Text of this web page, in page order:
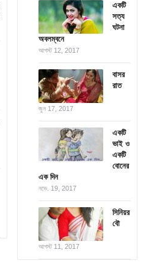
একটি
সত্য
ঘটনা
অবলম্বনে
আগস্ট 12, 2017
বাসর
রাত
জুন 17, 2017
একটি
ভাই ও
একটি
বোনের
এক দিন
নভে. 19, 2017
সিনিয়র
বৌ
আগস্ট 11, 2017